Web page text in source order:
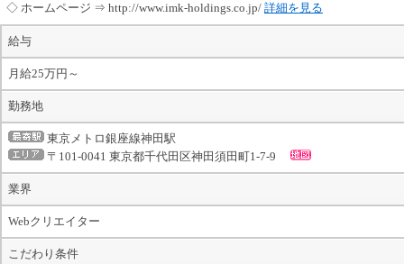
◇ ホームページ ⇒ http://www.imk-holdings.co.jp/ 詳細を見る
給与
月給25万円～
勤務地
東京メトロ銀座線神田駅
〒101-0041 東京都千代田区神田須田町1-7-9
業界
Webクリエイター
こだわり条件